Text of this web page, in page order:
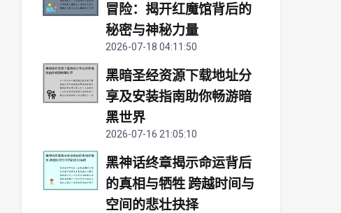
冒险：揭开红魔馆背后的
秘密与神秘力量
2026-07-18 04:11:50
黑暗圣经资源下载地址分
享及安装指南助你畅游暗
黑世界
2026-07-16 21:05:10
黑神话终章揭示命运背后
的真相与牺牲 跨越时间与
空间的悲壮抉择